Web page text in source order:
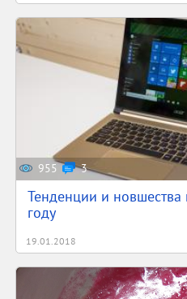
955 3
Тенденции и новшества
году
19.01.2018